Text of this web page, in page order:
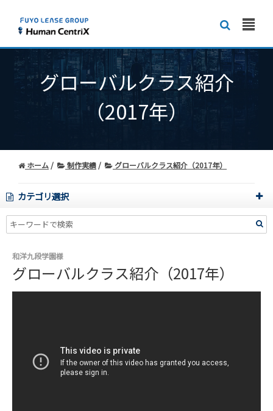
グローバルクラス紹介
（2017年）
ホーム 制作実績 グローバルクラス紹介（2017年）
カテゴリ選択
和洋九段学園様
グローバルクラス紹介（2017年）